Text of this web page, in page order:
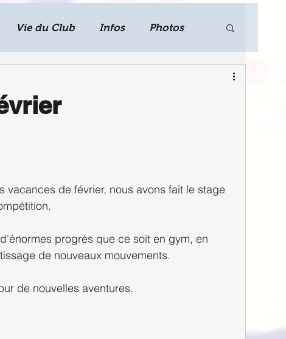
Vie du Club Infos Photos
vacances de février, nous avons fait le stage
progrès que ce soit en gym, en
de nouveaux mouvements.
de nouvelles aventures.